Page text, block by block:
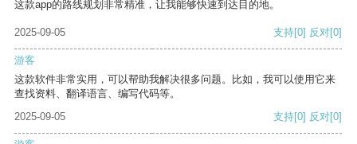
这款app的路线规划非常精准，让我能够快速到达目的地。
2025-09-05 支持[0] 反对[0]
游客
这款软件非常实用，可以帮助我解决很多问题。比如，我可以使用它来
查找资料、翻译语言、编写代码等。
2025-09-05
支持[0] 反对[0]